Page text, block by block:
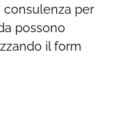
consulenza per
possono
il form